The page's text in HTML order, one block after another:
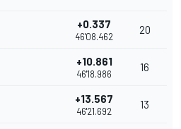
+0.337
46'08.462
20
+10.861
46'18.986
16
+13.567
46'21.692
13